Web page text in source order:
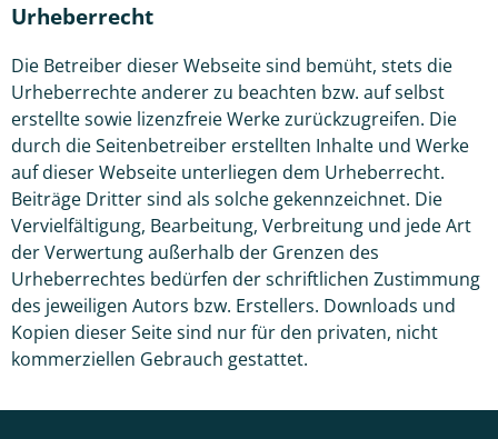
Urheberrecht
Die Betreiber dieser Webseite sind bemüht, stets die
Urheberrechte anderer zu beachten bzw. auf selbst
erstellte sowie lizenzfreie Werke zurückzugreifen. Die
durch die Seitenbetreiber erstellten Inhalte und Werke
auf dieser Webseite unterliegen dem Urheberrecht.
Beiträge Dritter sind als solche gekennzeichnet. Die
Vervielfältigung, Bearbeitung, Verbreitung und jede Art
der Verwertung außerhalb der Grenzen des
Urheberrechtes bedürfen der schriftlichen Zustimmung
des jeweiligen Autors bzw. Erstellers. Downloads und
Kopien dieser Seite sind nur für den privaten, nicht
kommerziellen Gebrauch gestattet.